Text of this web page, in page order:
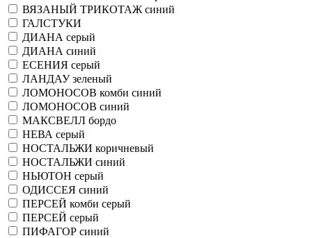
ВЯЗАНЫЙ ТРИКОТАЖ синий
ГАЛСТУКИ
ДИАНА серый
ДИАНА синий
ЕСЕНИЯ серый
ЛАНДАУ зеленый
ЛОМОНОСОВ комби синий
ЛОМОНОСОВ синий
МАКСВЕЛЛ бордо
НЕВА серый
НОСТАЛЬЖИ коричневый
НОСТАЛЬЖИ синий
НЬЮТОН серый
ОДИССЕЯ синий
ПЕРСЕЙ комби серый
ПЕРСЕЙ серый
ПИФАГОР синий